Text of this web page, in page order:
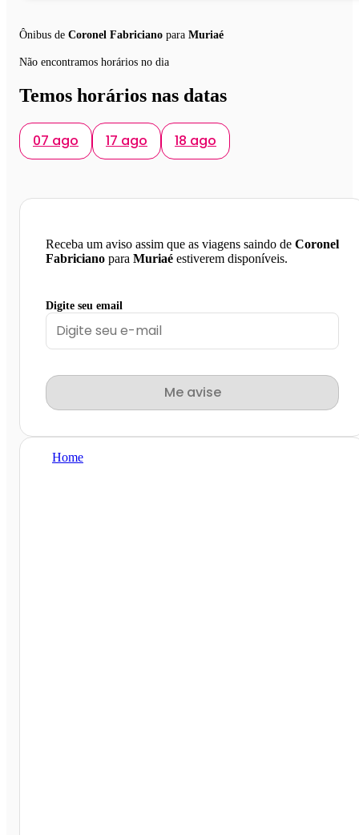
Ônibus de Coronel Fabriciano para Muriaé
Não encontramos horários no dia
Temos horários nas datas
07 ago 17 ago 18 ago
Receba um aviso assim que as viagens saindo de Coronel
Fabriciano para Muriaé estiverem disponíveis.
Digite seu email
Me avise
Home